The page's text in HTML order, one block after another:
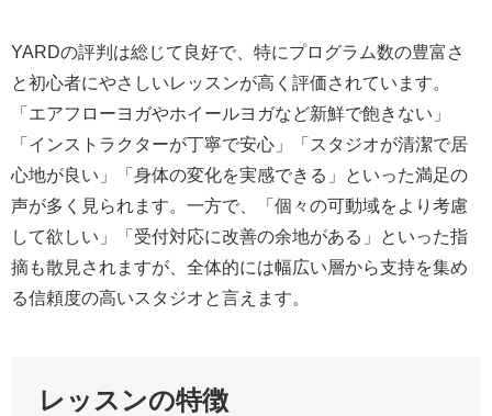
YARDの評判は総じて良好で、特にプログラム数の豊富さ
と初心者にやさしいレッスンが高く評価されています。
「エアフローヨガやホイールヨガなど新鮮で飽きない」
「インストラクターが丁寧で安心」「スタジオが清潔で居
心地が良い」「身体の変化を実感できる」といった満足の
声が多く見られます。一方で、「個々の可動域をより考慮
して欲しい」「受付対応に改善の余地がある」といった指
摘も散見されますが、全体的には幅広い層から支持を集め
る信頼度の高いスタジオと言えます。
レッスンの特徴